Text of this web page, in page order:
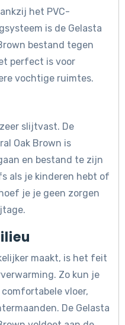
het PVC-
is de Gelasta
bestand tegen
perfect is voor
vochtige ruimtes.
slijtvast. De
Oak Brown is
en bestand te zijn
als je kinderen hebt of
je je geen zorgen
maakt, is het feit
Zo kun je
vloer,
De Gelasta